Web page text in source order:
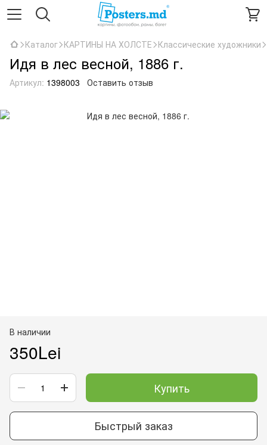
Каталог КАРТИНЫ НА ХОЛСТЕ Классические художники
Идя в лес весной, 1886 г.
Артикул: 1398003 Оставить отзыв
В наличии
350Lei
Купить
Быстрый заказ